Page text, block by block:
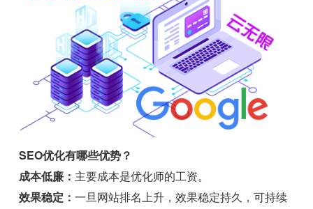
SEO优化有哪些优势？
成本低廉： 主要成本是优化师的工资。
效果稳定：一旦网站排名上升，效果稳定持久，可持续